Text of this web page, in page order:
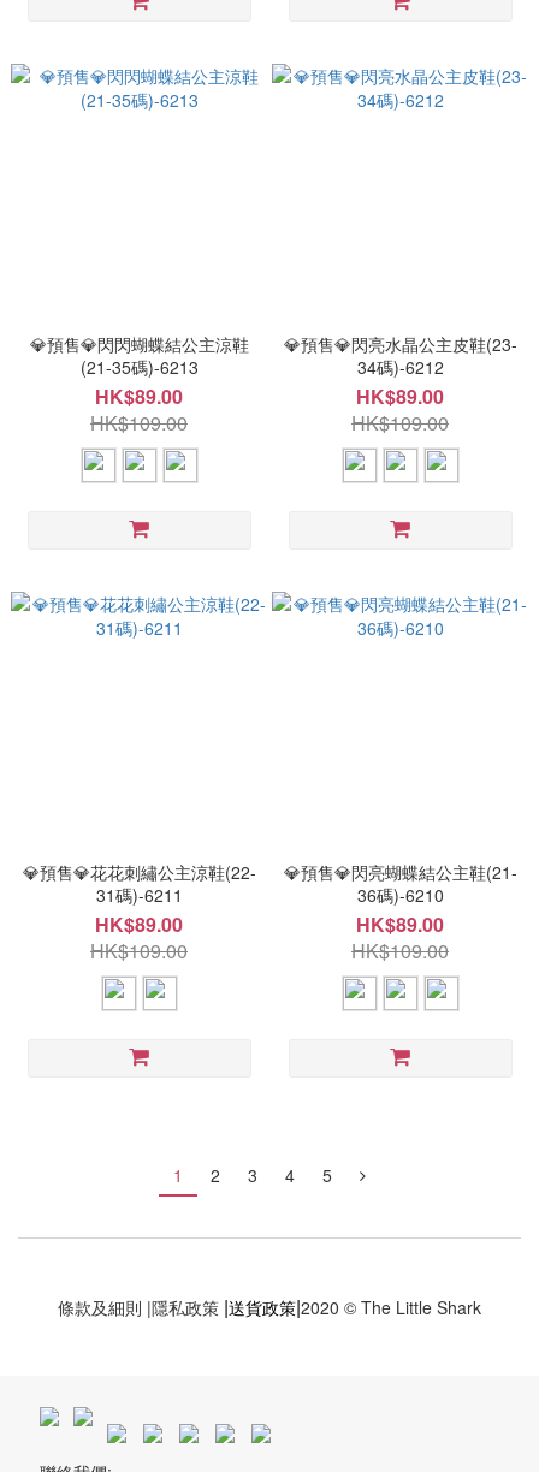
💎預售💎閃閃蝴蝶結公主涼鞋
(21-35碼)-6213
HK$89.00
HK$109.00
💎預售💎閃亮水晶公主皮鞋(23-
34碼)-6212
HK$89.00
HK$109.00
💎預售💎花花刺繡公主涼鞋(22-
31碼)-6211
HK$89.00
HK$109.00
💎預售💎閃亮蝴蝶結公主鞋(21-
36碼)-6210
HK$89.00
HK$109.00
1 2 3 4 5
條款及細則 |隱私政策 |送貨政策|2020 © The Little Shark